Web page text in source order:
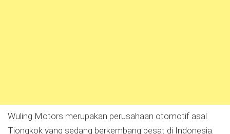
Wuling Motors merupakan perusahaan otomotif asal
Tiongkok yang sedang berkembang pesat di Indonesia.